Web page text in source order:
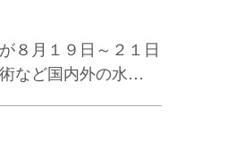
８月１９日～２１日
など国内外の水…